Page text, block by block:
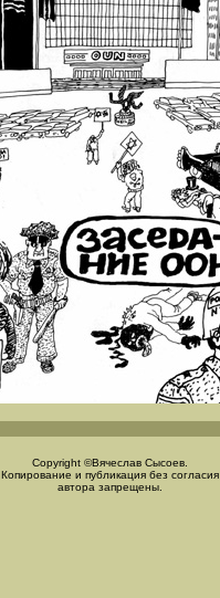
Copyright ©Вячеслав Сысоев.
Копирование и публикация без согласия
автора запрещены.